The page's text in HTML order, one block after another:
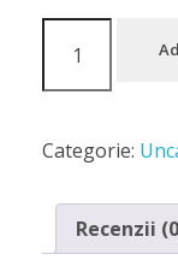
Categorie:
Recenzii